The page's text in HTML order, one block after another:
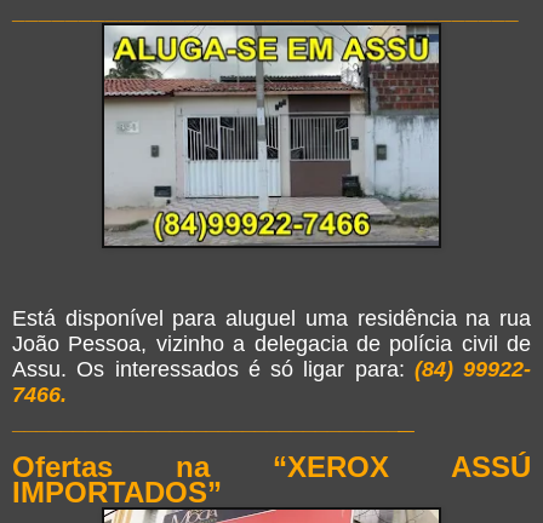
Está disponível para aluguel uma residência na rua
João Pessoa, vizinho a delegacia de polícia civil de
Assu. Os interessados é só ligar para: (84) 99922-
7466.
Ofertas na “XEROX ASSÚ
IMPORTADOS”